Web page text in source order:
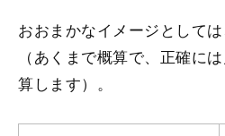
おおまかなイメージとして
（あくまで概算で、正確に
算します）。